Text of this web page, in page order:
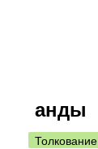
анды
Толкование